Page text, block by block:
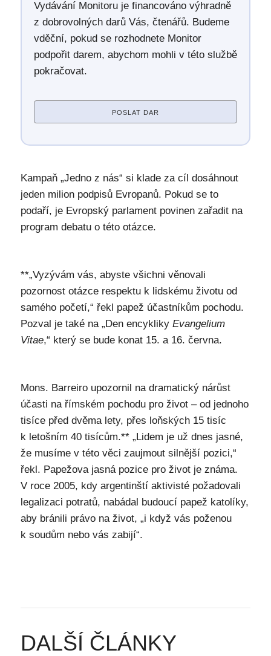
Vydávání Monitoru je financováno výhradně
z dobrovolných darů Vás, čtenářů. Budeme
vděční, pokud se rozhodnete Monitor
podpořit darem, abychom mohli v této službě
pokračovat.
POSLAT DAR
Kampaň „Jedno z nás“ si klade za cíl dosáhnout
jeden milion podpisů Evropanů. Pokud se to
podaří, je Evropský parlament povinen zařadit na
program debatu o této otázce.
**„Vyzývám vás, abyste všichni věnovali
pozornost otázce respektu k lidskému životu od
samého početí,“ řekl papež účastníkům pochodu.
Pozval je také na „Den encykliky Evangelium
Vitae,“ který se bude konat 15. a 16. června.
Mons. Barreiro upozornil na dramatický nárůst
účasti na římském pochodu pro život – od jednoho
tisíce před dvěma lety, přes loňských 15 tisíc
k letošním 40 tisícům.** „Lidem je už dnes jasné,
že musíme v této věci zaujmout silnější pozici,“
řekl. Papežova jasná pozice pro život je známa.
V roce 2005, kdy argentinští aktivisté požadovali
legalizaci potratů, nabádal budoucí papež katolíky,
aby bránili právo na život, „i když vás poženou
k soudům nebo vás zabijí“.
DALŠÍ ČLÁNKY